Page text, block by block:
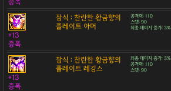
잠식 : 찬란한 황금향의
플레이트 아머
공격력: 110
스탯: 90
최종 데미지 증가: 3%
+13
증폭
잠식 : 찬란한 황금향의
플레이트 레깅스
최종 데미지 증가: 3%
공격력: 110
스탯: 90
+13
증폭